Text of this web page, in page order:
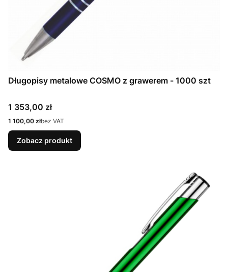
Długopisy metalowe COSMO z grawerem - 1000 szt
Cena
1 353,00 zł
Cena
1 100,00 złbez VAT
Zobacz produkt